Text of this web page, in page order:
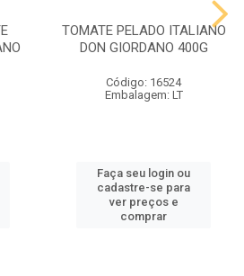
TOMATE PELADO ITALIANO
DON GIORDANO 400G
Código: 16524
Embalagem: LT
Faça seu login ou
cadastre-se para
ver preços e
comprar